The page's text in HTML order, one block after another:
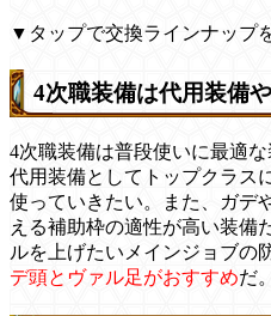
▼タップで交換ラインナップ
4次職装備は代用装備
4次職装備は普段使いに最適
代用装備としてトップクラス
使っていきたい。また、ガデ
える補助枠の適性が高い装備
ルを上げたいメインジョブの
デ頭とヴァル足がおすすめだ。